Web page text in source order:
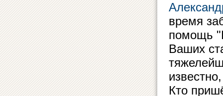
время
помощь
Ваших
Кто